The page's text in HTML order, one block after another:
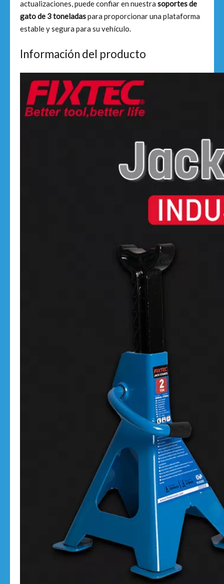
actualizaciones, puede confiar en nuestra soportes de
gato de 3 toneladaspara proporcionar una plataforma
estable y segura para su vehículo.
Información del producto